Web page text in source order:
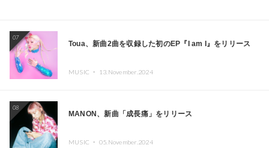
07
Toua、新曲2曲を収録した初のEP『I am I』をリリース
MUSIC ・ 13.November.2024
08
MANON、新曲「成長痛」をリリース
MUSIC ・ 05.November.2024